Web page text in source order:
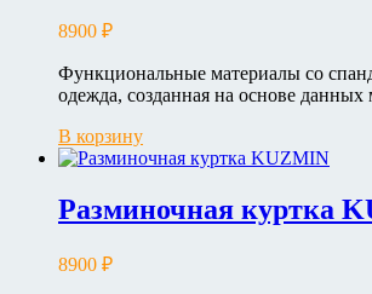
8900 ₽
Функциональные материалы со
одежда, созданная на основе
В корзину
Разминочная куртка
8900 ₽